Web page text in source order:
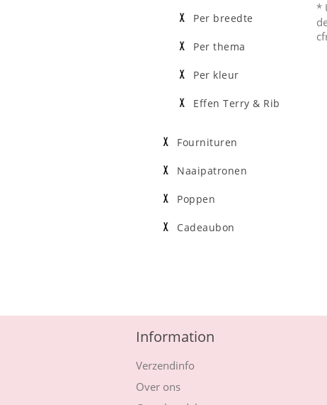
*
Per breedte
Per thema
Per kleur
Effen Terry & Rib
Fournituren
Naaipatronen
Poppen
Cadeaubon
Information
Verzendinfo
Over ons